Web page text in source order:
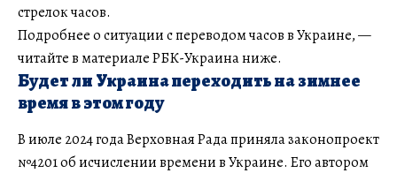
стрелок часов.
Подробнее о ситуации с переводом часов в Украине, —
читайте в материале РБК-Украина ниже.
Будет ли Украина переходить на зимнее
время в этом году
В июле 2024 года Верховная Рада приняла законопроект
№4201 об исчислении времени в Украине. Его автором